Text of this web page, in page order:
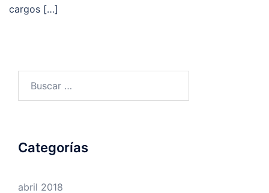
cargos […]
Categorías
abril 2018